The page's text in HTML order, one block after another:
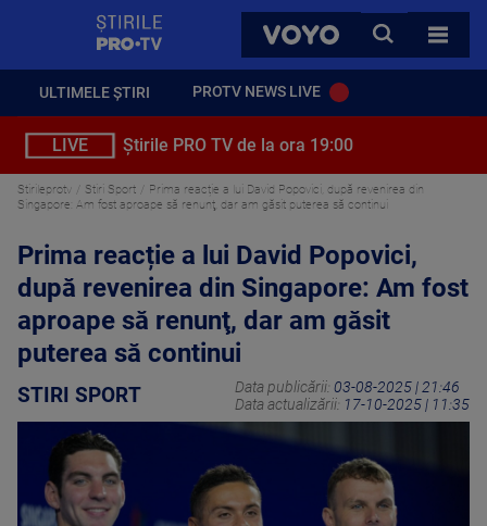
VOYO
CAUTA
TOATE
ULTIMELE ȘTIRI PROTV NEWS LIVE
LIVE Știrile PRO TV de la ora 19:00
Stirileprotv Stiri Sport
Prima reacție a lui David Popovici, după revenirea din
Singapore: Am fost aproape să renunţ, dar am găsit puterea să continui
Prima reacție a lui David Popovici,
după revenirea din Singapore: Am fost
aproape să renunţ, dar am găsit
puterea să continui
STIRI SPORT Data publicării: 03-08-2025 | 21:46
Data actualizării: 17-10-2025 | 11:35